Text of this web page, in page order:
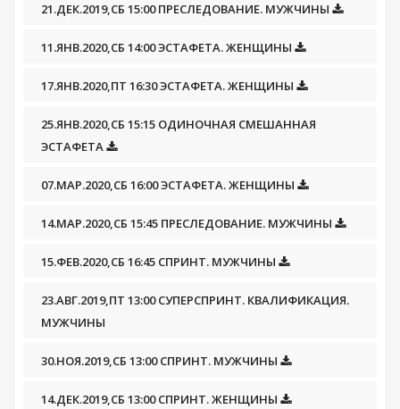
21.ДЕК.2019,СБ 15:00 ПРЕСЛЕДОВАНИЕ. МУЖЧИНЫ
11.ЯНВ.2020,СБ 14:00 ЭСТАФЕТА. ЖЕНЩИНЫ
17.ЯНВ.2020,ПТ 16:30 ЭСТАФЕТА. ЖЕНЩИНЫ
25.ЯНВ.2020,СБ 15:15 ОДИНОЧНАЯ СМЕШАННАЯ
ЭСТАФЕТА
07.МАР.2020,СБ 16:00 ЭСТАФЕТА. ЖЕНЩИНЫ
14.МАР.2020,СБ 15:45 ПРЕСЛЕДОВАНИЕ. МУЖЧИНЫ
15.ФЕВ.2020,СБ 16:45 СПРИНТ. МУЖЧИНЫ
23.АВГ.2019,ПТ 13:00 СУПЕРСПРИНТ. КВАЛИФИКАЦИЯ.
МУЖЧИНЫ
30.НОЯ.2019,СБ 13:00 СПРИНТ. МУЖЧИНЫ
14.ДЕК.2019,СБ 13:00 СПРИНТ. ЖЕНЩИНЫ